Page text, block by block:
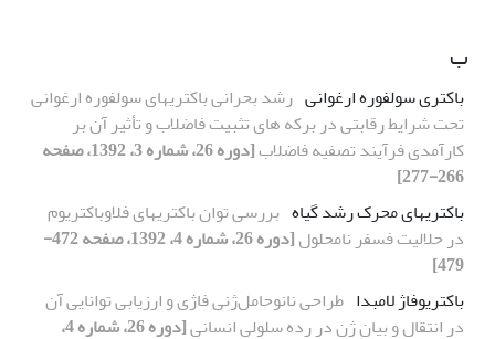
ب
باکتری سولفوره ارغوانی رشد بحرانی باکتریهای سولفوره ارغوانی
تحت شرایط رقابتی در برکه های تثبیت فاضلاب و تأثیر آن بر
کارآمدی فرآیند تصفیه فاضلاب
[دوره 26، شماره 3، 1392، صفحه
266-277]
باکتریهای محرک رشد گیاه بررسی توان باکتریهای فلاوباکتریوم
در حلالیت فسفر نامحلول
[دوره 26، شماره 4، 1392، صفحه 472-
479]
باکتریوفاژ لامبدا طراحی نانوحامل‌ژنی فاژی و ارزیابی توانایی آن
در انتقال و بیان ژن در رده سلولی انسانی
[دوره 26، شماره 4،